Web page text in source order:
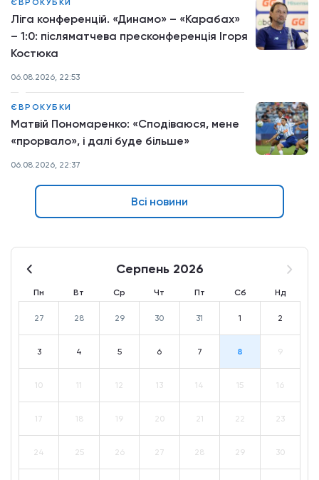
ЄВРОКУБКИ
Ліга конференцій. «Динамо» – «Карабах»
– 1:0: післяматчева пресконференція Ігоря
Костюка
06.08.2026, 22:53
ЄВРОКУБКИ
Матвій Пономаренко: «Сподіваюся, мене
«прорвало», і далі буде більше»
06.08.2026, 22:37
Всі новини
Серпень 2026
Пн Вт Ср Чт Пт Сб Нд
27 28 29 30 31 1 2
3 4 5 6 7 8 9
10 11 12 13 14 15 16
17 18 19 20 21 22 23
24 25 26 27 28 29 30